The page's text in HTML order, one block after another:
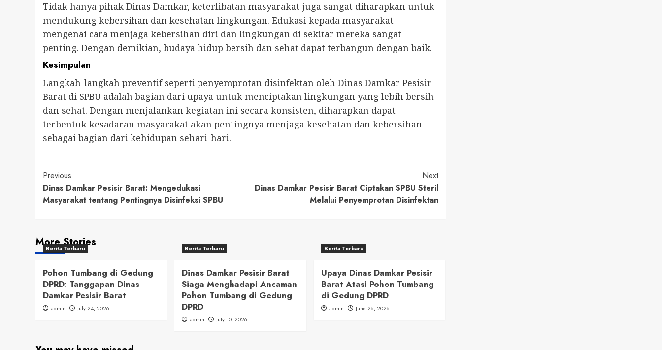
Tidak hanya pihak Dinas Damkar, keterlibatan masyarakat juga sangat diharapkan untuk
mendukung kebersihan dan kesehatan lingkungan. Edukasi kepada masyarakat
mengenai cara menjaga kebersihan diri dan lingkungan di sekitar mereka sangat
penting. Dengan demikian, budaya hidup bersih dan sehat dapat terbangun dengan baik.
Kesimpulan
Langkah-langkah preventif seperti penyemprotan disinfektan oleh Dinas Damkar Pesisir
Barat di SPBU adalah bagian dari upaya untuk menciptakan lingkungan yang lebih bersih
dan sehat. Dengan menjalankan kegiatan ini secara konsisten, diharapkan dapat
terbentuk kesadaran masyarakat akan pentingnya menjaga kesehatan dan kebersihan
sebagai bagian dari kehidupan sehari-hari.
Post
Navigation
Previous
Dinas Damkar Pesisir Barat: Mengedukasi
Masyarakat tentang Pentingnya Disinfeksi SPBU
Next
Dinas Damkar Pesisir Barat Ciptakan SPBU Steril
Melalui Penyemprotan Disinfektan
More Stories
Berita Terbaru
Pohon Tumbang di Gedung
DPRD: Tanggapan Dinas
Damkar Pesisir Barat
admin July 24, 2026
Berita Terbaru
Dinas Damkar Pesisir Barat
Siaga Menghadapi Ancaman
Pohon Tumbang di Gedung
DPRD
admin July 10, 2026
Berita Terbaru
Upaya Dinas Damkar Pesisir
Barat Atasi Pohon Tumbang
di Gedung DPRD
admin June 26, 2026